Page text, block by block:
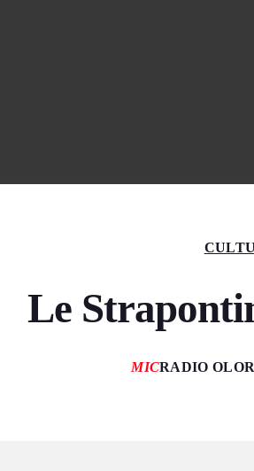
Le
MICRADIO